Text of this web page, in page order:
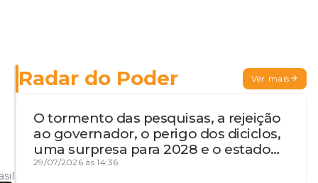
Radar do Poder Ver mais
O tormento das pesquisas, a rejeição
ao governador, o perigo dos diciclos,
uma surpresa para 2028 e o estado
de terceira guerra mundial
29/07/2026 às 14:36